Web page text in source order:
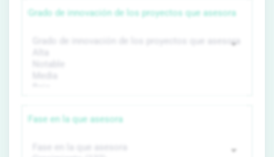
Grado de innovación de los proyectos que asesora
Fase en la que asesora